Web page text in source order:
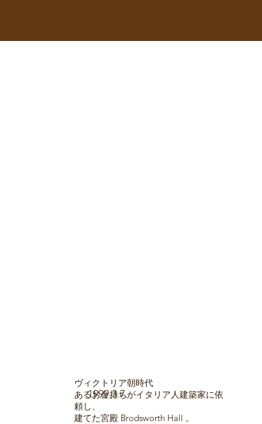
ヴィクトリア朝時代
あるお金持ちがイタリア人建築家に依
頼し、
建てた宮殿 Brodsworth Hall 。
1999.3.7.